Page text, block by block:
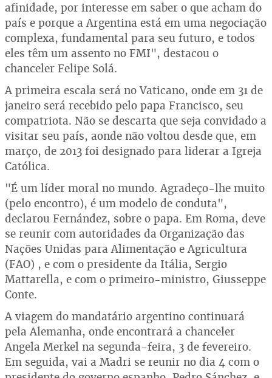
afinidade, por interesse em saber o que acham do
país e porque a Argentina está em uma negociação
complexa, fundamental para seu futuro, e todos
eles têm um assento no FMI", destacou o
chanceler Felipe Solá.
A primeira escala será no Vaticano, onde em 31 de
janeiro será recebido pelo papa Francisco, seu
compatriota. Não se descarta que seja convidado a
visitar seu país, aonde não voltou desde que, em
março, de 2013 foi designado para liderar a Igreja
Católica.
"É um líder moral no mundo. Agradeço-lhe muito
(pelo encontro), é um modelo de conduta",
declarou Fernández, sobre o papa. Em Roma, deve
se reunir com autoridades da Organização das
Nações Unidas para Alimentação e Agricultura
(FAO) , e com o presidente da Itália, Sergio
Mattarella, e com o primeiro-ministro, Giusseppe
Conte.
A viagem do mandatário argentino continuará
pela Alemanha, onde encontrará a chanceler
Angela Merkel na segunda-feira, 3 de fevereiro.
Em seguida, vai a Madri se reunir no dia 4 com o